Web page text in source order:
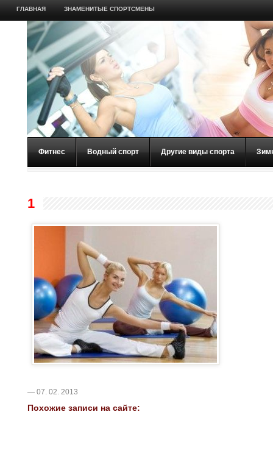
ГЛАВНАЯ ЗНАМЕНИТЫЕ СПОРТСМЕНЫ
Фитнес Водный спорт Другие виды спорта
1
— 07. 02. 2013
Похожие записи на сайте: